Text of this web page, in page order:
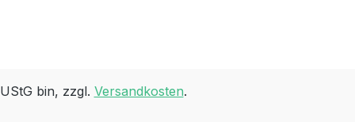
bin, zzgl. Versandkosten.